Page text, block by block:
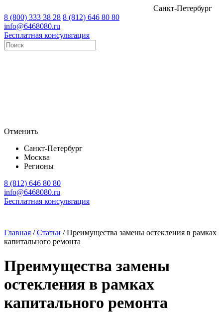
Санкт-Петербург
8 (800) 333 38 28 8 (812) 646 80 80
info@6468080.ru
Бесплатная консультация
Отменить
Санкт-Петербург
Москва
Регионы
8 (812) 646 80 80
info@6468080.ru
Бесплатная консультация
Главная /Статьи /Преимущества замены остекления в рамках
капитального ремонта
Преимущества замены
остекления в рамках
капитального ремонта